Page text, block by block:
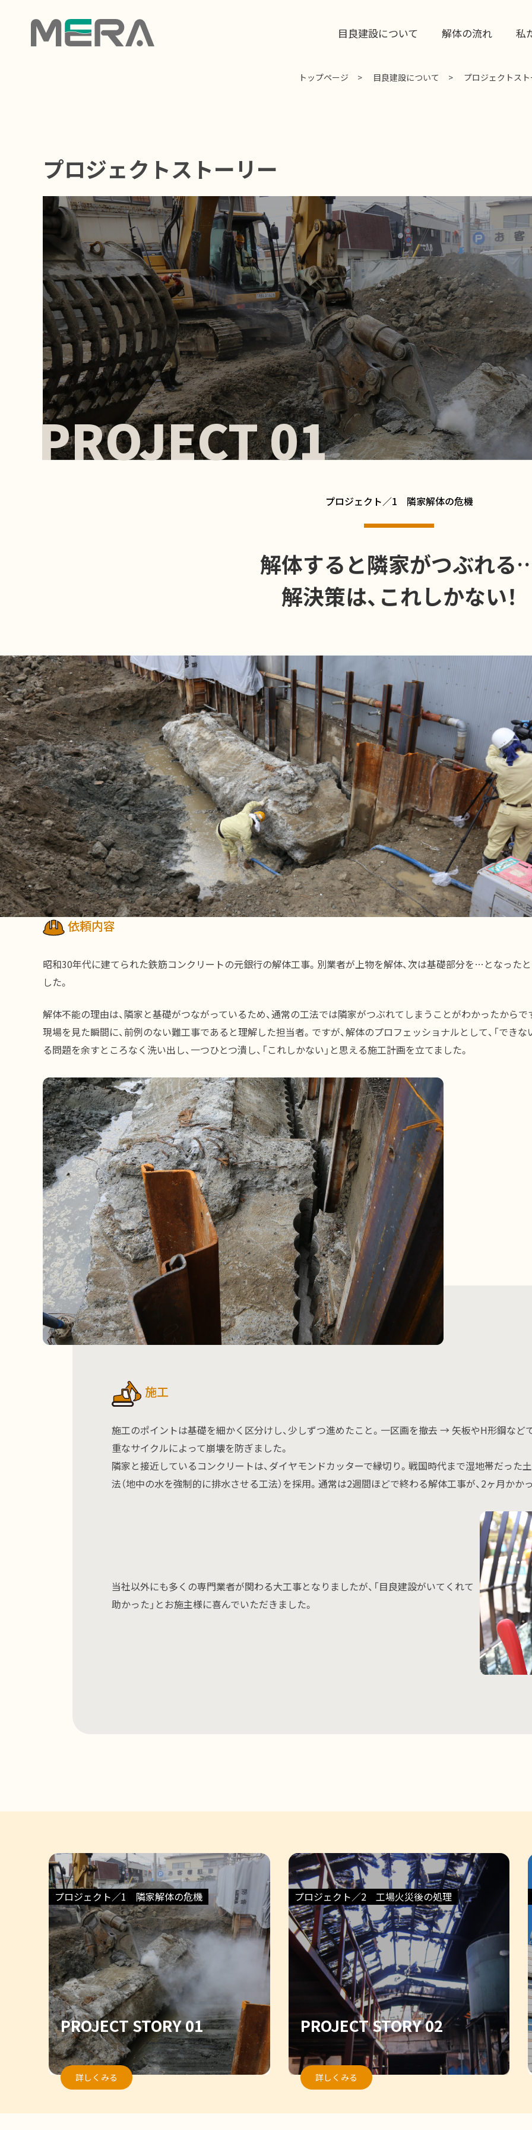
目良建設について 解体の流れ 私
トップページ 目良建設について プロジェクトス
プロジェクトストーリー
PROJECT 01
プロジェクト／1 隣家解体の危機
解体すると隣家がつぶれる
解決策は、これしかない！
依頼内容
昭和30年代に建てられた鉄筋コンクリートの元銀行の解体工事。別業者が上物を解体、次は基礎部分を…となった
した。
解体不能の理由は、隣家と基礎がつながっているため、通常の工法では隣家がつぶれてしまうことがわかったからで
現場を見た瞬間に、前例のない難工事であると理解した担当者。ですが、解体のプロフェッショナルとして、「でき
る問題を余すところなく洗い出し、一つひとつ潰し、「これしかない」と思える施工計画を立てました。
施工
施工のポイントは基礎を細かく区分けし、少しずつ進めたこと。一区画を撤去 → 矢板やH形鋼な
重なサイクルによって崩壊を防ぎました。
隣家と接近しているコンクリートは、ダイヤモンドカッターで縁切り。戦国時代まで湿地帯だった
法（地中の水を強制的に排水させる工法）を採用。通常は2週間ほどで終わる解体工事が、2ヶ月かか
当社以外にも多くの専門業者が関わる大工事となりましたが、「目良建設がいてくれて
助かった」とお施主様に喜んでいただきました。
プロジェクト／1 隣家解体の危機
PROJECT STORY 01
詳しくみる
プロジェクト／2 工場火災後の処理
PROJECT STORY 02
詳しくみる